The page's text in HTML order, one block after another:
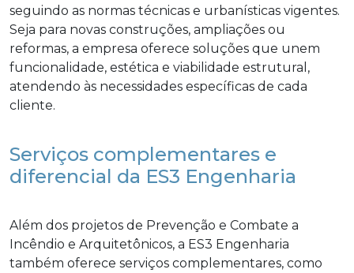
seguindo as normas técnicas e urbanísticas vigentes.
Seja para novas construções, ampliações ou
reformas, a empresa oferece soluções que unem
funcionalidade, estética e viabilidade estrutural,
atendendo às necessidades específicas de cada
cliente.
Serviços complementares e
diferencial da ES3 Engenharia
Além dos projetos de Prevenção e Combate a
Incêndio e Arquitetônicos, a ES3 Engenharia
também oferece serviços complementares, como